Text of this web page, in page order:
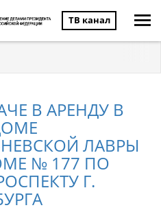
ТВ канал
В АРЕНДУ В
ЛАВРЫ
№ 177 ПО
Г.